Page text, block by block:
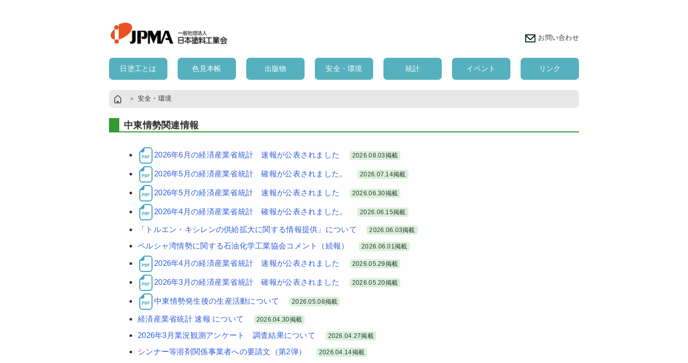
お問い合わせ
日塗工とは 色見本帳 出版物 安全・環境 統計 イベント リンク
＞ 安全・環境
中東情勢関連情報
2026年6月の経済産業省統計 速報が公表されました 2026.08.03掲載
2026年5月の経済産業省統計 確報が公表されました。 2026.07.14掲載
2026年5月の経済産業省統計 速報が公表されました 2026.06.30掲載
2026年4月の経済産業省統計 確報が公表されました。 2026.06.15掲載
「トルエン・キシレンの供給拡大に関する情報提供」について 2026.06.03掲載
ペルシャ湾情勢に関する石油化学工業協会コメント（続報） 2026.06.01掲載
2026年4月の経済産業省統計 速報が公表されました 2026.05.29掲載
2026年3月の経済産業省統計 確報が公表されました 2026.05.20掲載
中東情勢発生後の生産活動について 2026.05.08掲載
経済産業省統計 速報 について 2026.04.30掲載
2026年3月業況観測アンケート 調査結果について 2026.04.27掲載
シンナー等溶剤関係事業者への要請文（第2弾） 2026.04.14掲載